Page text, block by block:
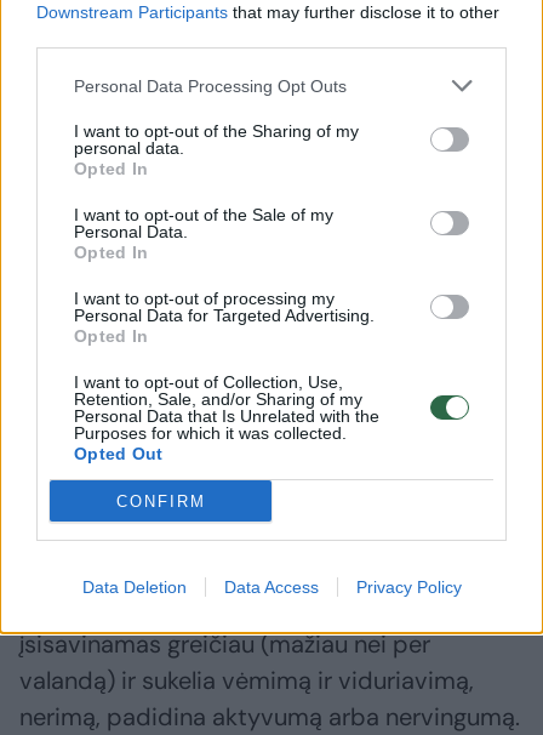
Downstream Participants that may further disclose it to other
Personal Data Processing Opt Outs
I want to opt-out of the Sharing of my
personal data.
Opted In
I want to opt-out of the Sale of my
Personal Data.
Opted In
I want to opt-out of processing my
Personal Data for Targeted Advertising.
Opted In
I want to opt-out of Collection, Use,
Retention, Sale, and/or Sharing of my
Personal Data that Is Unrelated with the
Purposes for which it was collected.
Opted Out
CONFIRM
Data Deletion Data Access Privacy Policy
kvapas ir skonis, tačiau jie gali sukelti labai
stiprų apsinuodijimą – simptomai gali būti
nuo lengvo viduriavimo ar vėmimo arba
stipraus viduriavimo, po kurio gali prasidėti
dehidratacija, pasireikšti pilvo ertmės
suprastėti gyvūno gyvybiniai parametrai. Vos
pastebėję, kad augintinis jaučiasi blogai,
nedelskite ir kreipkitės į veterinarijos kliniką,
nes laukiant liga tik progresuos, tai padidina
ir komplikacijų riziką, o dažnu atveju toks
gydymas būna gerokai brangesnis“, – ragina
gyvūnų ligoninės vadovė.
Pasirodo, kad šunims kenksmingi šokolade
(kakavos pupelėse) esantys metilksantinai –
kofeinas ir teobrominas. Kofeinas
įsisavinamas greičiau (mažiau nei per
valandą) ir sukelia vėmimą ir viduriavimą,
nerimą, padidina aktyvumą arba nervingumą.